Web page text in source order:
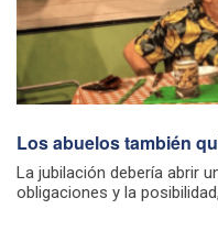
Los abuelos también
La jubilación debería abrir
obligaciones y la